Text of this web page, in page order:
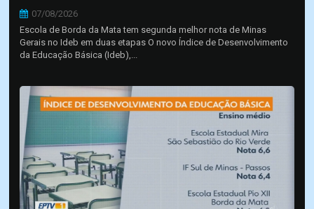
07/08/2026
Escola de Borda da Mata tem segunda melhor nota de Minas
Gerais no Ideb em duas etapas O novo Índice de Desenvolvimento
da Educação Básica (Ideb),...